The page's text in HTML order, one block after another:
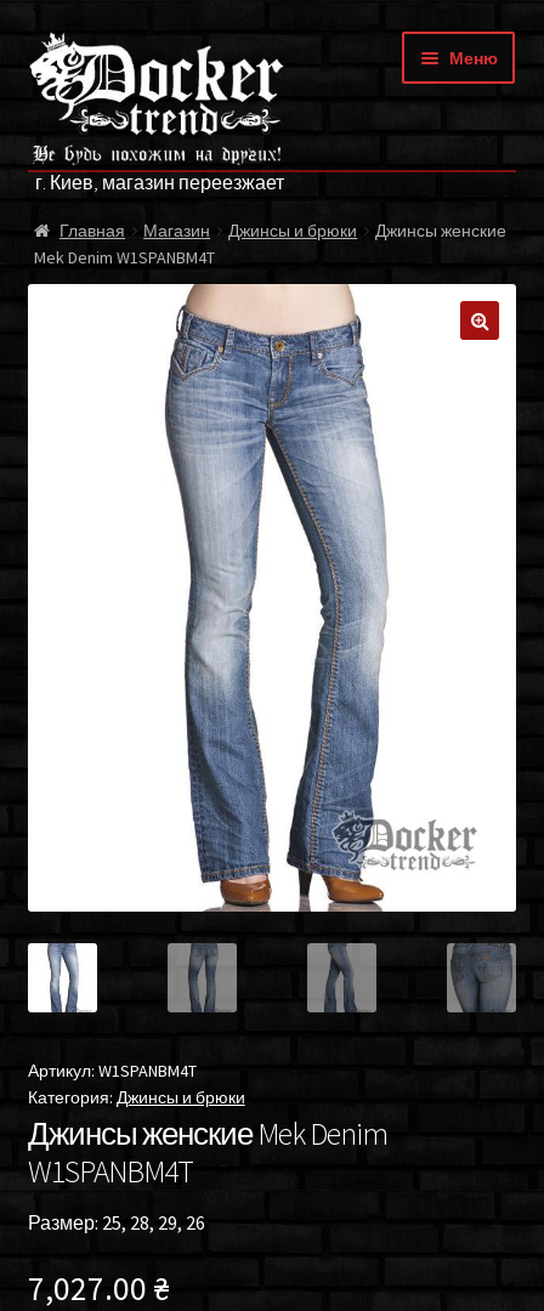
Перейти
к
навигации
Перейти
к
содержимому
г. Киев, магазин переезжает
Меню
ГЛАВНАЯ
МАГАЗИН
БРЕНДЫ
ОПЛАТА И ДОСТАВКА
ФРАНЧАЙЗИНГ
Главная Магазин Джинсы и брюки
Джинсы женские
Mek Denim W1SPANBM4T
Артикул: W1SPANBM4T
Категория: Джинсы и брюки
Джинсы женские Mek Denim
W1SPANBM4T
Размер: 25, 28, 29, 26
7,027.00 ₴